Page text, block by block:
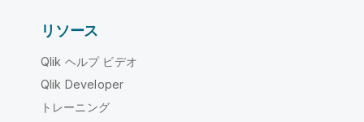
リソース
Qlik ヘルプ ビデオ
Qlik Developer
トレーニング